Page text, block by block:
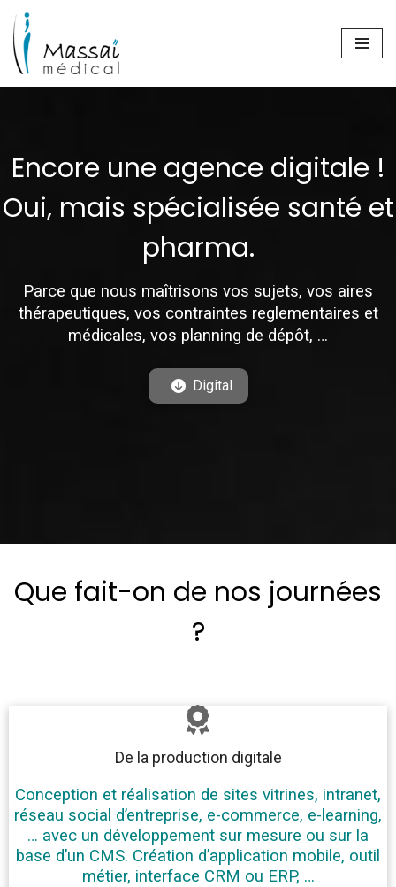
Aller
au
contenu
Encore une agence digitale !
Oui, mais spécialisée santé et
pharma.
Parce que nous maîtrisons vos sujets, vos aires
thérapeutiques, vos contraintes reglementaires et
médicales, vos planning de dépôt, …
Digital
Que fait-on de nos journées
?
De la production digitale
Conception et réalisation de sites vitrines, intranet,
réseau social d’entreprise, e-commerce, e-learning,
… avec un développement sur mesure ou sur la
base d’un CMS. Création d’application mobile, outil
métier, interface CRM ou ERP, …